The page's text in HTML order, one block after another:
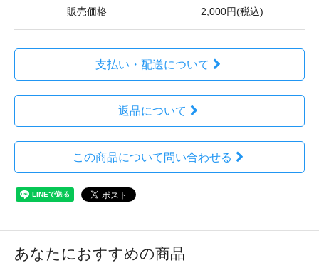
販売価格 2,000円(税込)
支払い・配送について
返品について
この商品について問い合わせる
あなたにおすすめの商品